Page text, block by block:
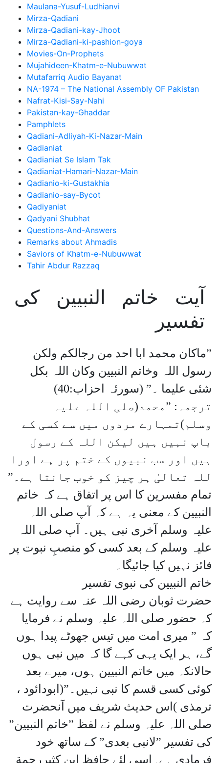
Maulana-Yusuf-Ludhianvi
Mirza-Qadiani
Mirza-Qadiani-kay-Jhoot
Mirza-Qadiani-ki-pashion-goya
Movies-On-Prophets
Mujahideen-Khatm-e-Nubuwwat
Mutafarriq Audio Bayanat
NA-1974 – The National Assembly OF Pakistan
Nafrat-Kisi-Say-Nahi
Pakistan-kay-Ghaddar
Pamphlets
Qadiani-Adliyah-Ki-Nazar-Main
Qadianiat
Qadianiat Se Islam Tak
Qadianiat-Hamari-Nazar-Main
Qadianio-ki-Gustakhia
Qadianio-say-Bycot
Qadiyaniat
Qadyani Shubhat
Questions-And-Answers
Remarks about Ahmadis
Saviors of Khatm-e-Nubuwwat
Tahir Abdur Razzaq
آیت خاتم النبیین کی
تفسیر
”ماکان محمد ابا احد من رجالکم ولکن
رسول اللہ وخاتم النبیین وکان اللہ بکل
شئی علیما ۔” (سورئہ احزاب:40)
ترجمہ: ”محمد(صلی اللہ علیہ
وسلم)تمہارے مردوں میں سے کسی کے
باپ نہیں ہیں لیکن اللہ کے رسول
ہیں اور سب نبیوں کے ختم پر ہے اورا
للہ تعالیٰ ہر چیز کو خوب جانتا ہے۔”
تمام مفسرین کا اس پر اتفاق ہے کہ خاتم
النبیین کے معنی یہ ہے کہ آپ صلی اللہ
علیہ وسلم آخری نبی ہیں۔ آپ صلی اللہ
علیہ وسلم کے بعد کسی کو منصبِ نبوت پر
فائز نہیں کیا جائیگا۔
خاتم النبیین کی نبوی تفسیر
حضرت ثوبان رضی اللہ عنہ سے روایت ہے
کہ حضور صلی اللہ علیہ وسلم نے فرمایا
کہ ” میری امت میں تیس جھوٹے پیدا ہوں
گے، ہر ایک یہی کہے گا کہ میں نبی ہوں
حالانکہ میں خاتم النبیین ہوں، میرے بعد
کوئی کسی قسم کا نبی نہیں۔”(ابودائود ،
ترمذی )اس حدیث شریف میں آنحضرت
صلی اللہ علیہ وسلم نے لفظ ”خاتم النبیین”
کی تفسیر ”لانبی بعدی” کے ساتھ خود
فرمادی ہے۔اسی لئے حافظ ابن کثیررحمة